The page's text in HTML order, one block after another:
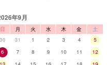
年9月
日 月 火 水 木 金
土
30
31 1 2 3 4
5
6
7 8 9 10 11
12